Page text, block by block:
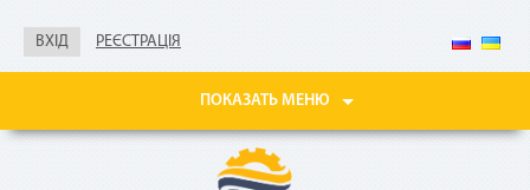
ВХІД РЕЄСТРАЦІЯ
ПОКАЗАТЬ МЕНЮ
справка о доходах
с небольшой